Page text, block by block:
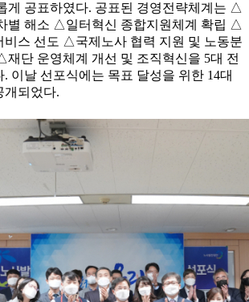
게 공표하였다. 공표된 경영전략체계는 △
별 해소 △일터혁신 종합지원체계 확립 △
비스 선도 △국제노사 협력 지원 및 노동분
단 운영체계 개선 및 조직혁신을 5대 전
이날 선포식에는 목표 달성을 위한 14대
개되었다.